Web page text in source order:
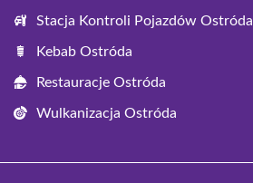
Stacja Kontroli Pojazdów Ostróda
Kebab Ostróda
Restauracje Ostróda
Wulkanizacja Ostróda